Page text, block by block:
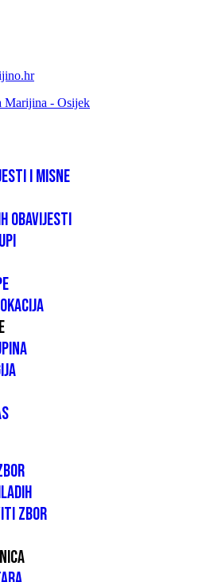
i misne
obavijesti
zbor